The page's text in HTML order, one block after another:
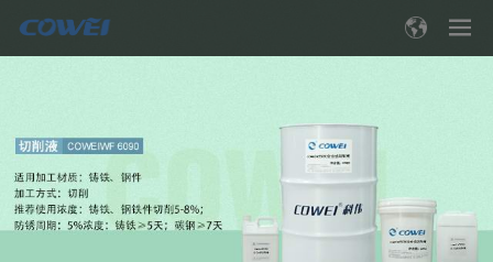
navigation